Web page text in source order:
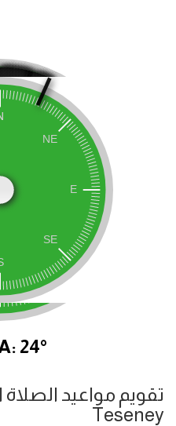
24°
تقويم مواعيد
Teseney